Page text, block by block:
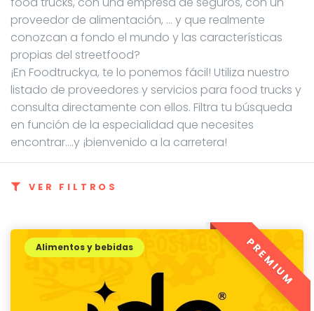
proveedor de alimentación, … y que realmente
conozcan a fondo el mundo y las características
propias del streetfood?
¡En Foodtruckya, te lo ponemos fácil! Utiliza nuestro
listado de proveedores y servicios para food trucks y
consulta directamente con ellos. Filtra tu búsqueda
en función de la especialidad que necesites
encontrar....y ¡bienvenido a la carretera!
VER FILTROS
Alimentos y bebidas PREMIUM